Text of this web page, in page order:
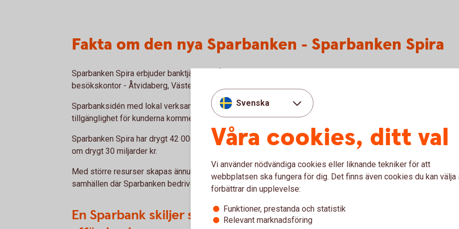
Fakta om den nya Sparbanken - Sparbanken Spira
Sparbanken Spira erbjuder banktjänster i Åtvidabergs och Västerviks kommuner med tre
besökskontor - Åtvidaberg, Västervik, Gamleby.
Sparbanksidén med lokal verksamhet, lokalt beslutsfattande kombinerat med hög
tillgänglighet för kunderna kommer fortsatt utgöra grunden i den nya Sparbanken.
Sparbanken Spira har drygt 42 000 kunder och 80 medarbetare samt en total affärsvolym
om drygt 30 miljarder kr.
Med större resurser skapas ännu bättre möjligheter för kunder, medarbetare och de
samhällen där Sparbanken bedriver verksamhet.
En Sparbank skiljer sig på flera sätt från såväl de stora
Svenska
Våra cookies, ditt val
Vi använder nödvändiga cookies eller liknande tekniker för att
webbplatsen ska fungera för dig. Det finns även cookies du kan välja
förbättrar din upplevelse:
Funktioner, prestanda och statistik
Relevant marknadsföring